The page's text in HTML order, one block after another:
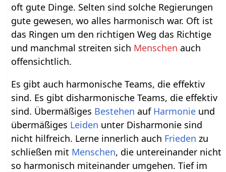
oft gute Dinge. Selten sind solche Regierungen
gute gewesen, wo alles harmonisch war. Oft ist
das Ringen um den richtigen Weg das Richtige
und manchmal streiten sich Menschen auch
offensichtlich.
Es gibt auch harmonische Teams, die effektiv
sind. Es gibt disharmonische Teams, die effektiv
sind. Übermäßiges Bestehen auf Harmonie und
übermäßiges Leiden unter Disharmonie sind
nicht hilfreich. Lerne innerlich auch Frieden zu
schließen mit Menschen, die untereinander nicht
so harmonisch miteinander umgehen. Tief im